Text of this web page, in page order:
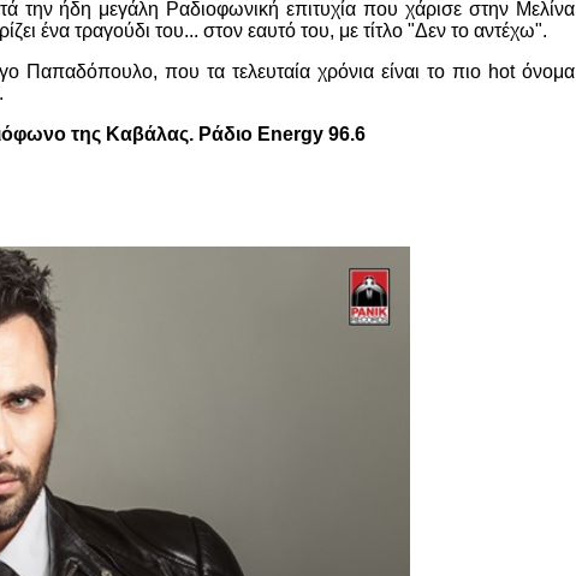
την ήδη μεγάλη Ραδιοφωνική επιτυχία που χάρισε στην Μελίνα
ένα τραγούδι του... στον εαυτό του, με τίτλο "Δεν το αντέχω".
Παπαδόπουλο, που τα τελευταία χρόνια είναι το πιο hot όνομα
της Καβάλας. Ράδιο Energy 96.6